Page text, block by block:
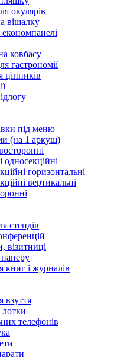
окулярів
вішалку
ковбасу
гастрономії
цінників
під меню
(на 1 аркуш)
односекційні
горизонтальні
вертикальні
стендів
візитниці
паперу
книг і журналів
взуття
лотки
телефонів